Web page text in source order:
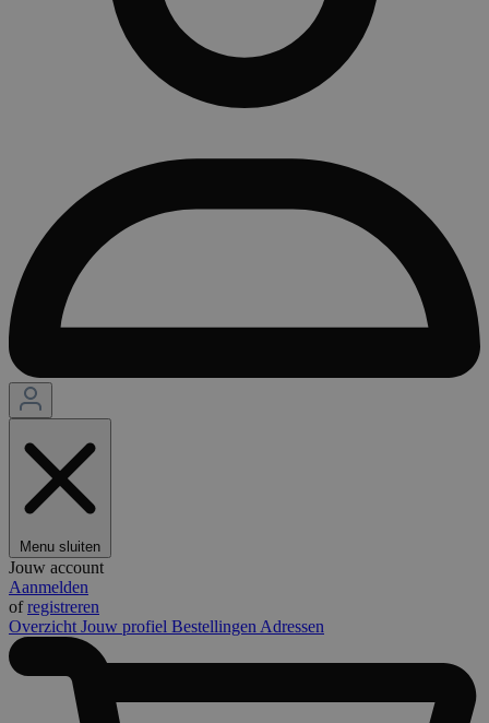
Menu sluiten
Jouw account
Aanmelden
ofregistreren
Overzicht Jouw profiel Bestellingen Adressen